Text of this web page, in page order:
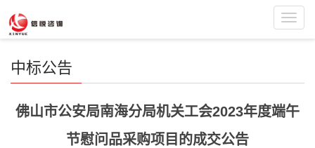
中标公告
佛山市公安局南海分局机关工会2023年度端午
节慰问品采购项目的成交公告